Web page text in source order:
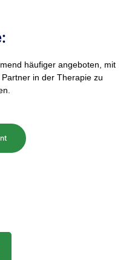
häufiger angeboten, mit
in der Therapie zu